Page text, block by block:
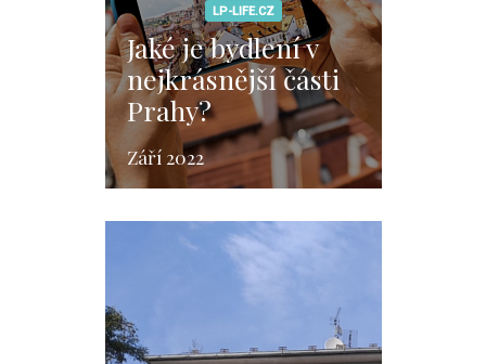
LP-LIFE.CZ
Jaké je bydlení v
nejkrásnější části
Prahy?
Září 2022